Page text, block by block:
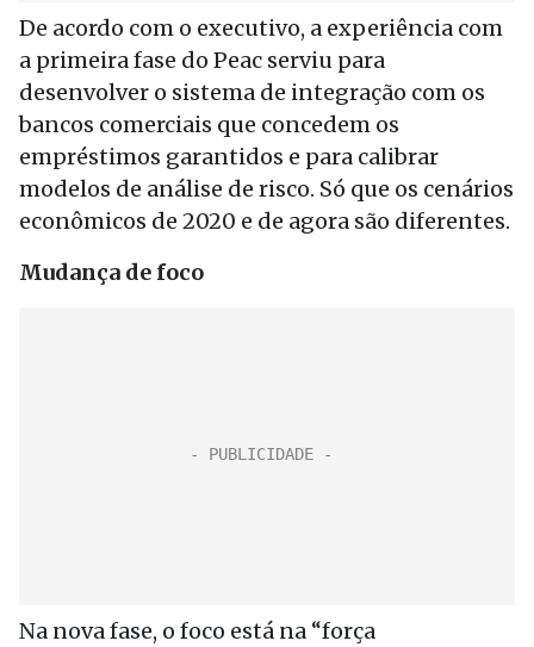
De acordo com o executivo, a experiência com
a primeira fase do Peac serviu para
desenvolver o sistema de integração com os
bancos comerciais que concedem os
empréstimos garantidos e para calibrar
modelos de análise de risco. Só que os cenários
econômicos de 2020 e de agora são diferentes.
Mudança de foco
Na nova fase, o foco está na “força